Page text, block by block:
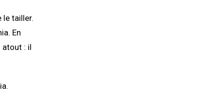
le tailler.
En
atout : il